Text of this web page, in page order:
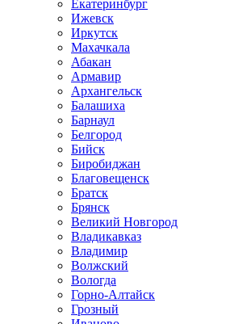
Екатеринбург
Ижевск
Иркутск
Махачкала
Абакан
Армавир
Архангельск
Балашиха
Барнаул
Белгород
Бийск
Биробиджан
Благовещенск
Братск
Брянск
Великий Новгород
Владикавказ
Владимир
Волжский
Вологда
Горно-Алтайск
Грозный